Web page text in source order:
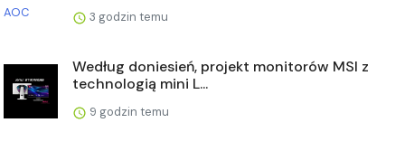
3 godzin temu
Według doniesień, projekt monitorów MSI z
technologią mini L...
9 godzin temu